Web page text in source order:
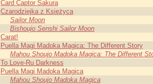
Card Captor Sakura
Czarodziejka z Księżyca
Sailor Moon
Bishoujo Senshi Sailor Moon
Carat!
Puella Magi Madoka Magica: The Different Story
Mahou Shoujo Madoka Magica: The Different
To Love-Ru Darkness
Puella Magi Madoka Magica
Mahou Shoujo Madoka Magica